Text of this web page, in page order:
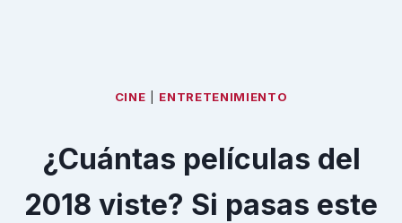
CINE ENTRETENIMIENTO
¿Cuántas películas del
2018 viste? Si pasas este